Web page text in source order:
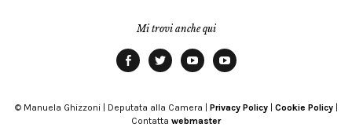
Mi trovi anche qui
Modena
© Manuela Ghizzoni | Deputata alla Camera | Privacy Policy| Cookie Policy|
Contatta webmaster